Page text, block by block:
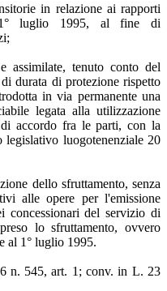
in relazione ai rapporti
1° luglio 1995, al fine di
assimilate, tenuto conto del
durata di protezione rispetto
in via permanente una
legata alla utilizzazione
accordo fra le parti, con la
luogotenenziale 20
dello sfruttamento, senza
alle opere per l'emissione
concessionari del servizio di
lo sfruttamento, ovvero
al 1° luglio 1995.
n. 545, art. 1; conv. in L. 23